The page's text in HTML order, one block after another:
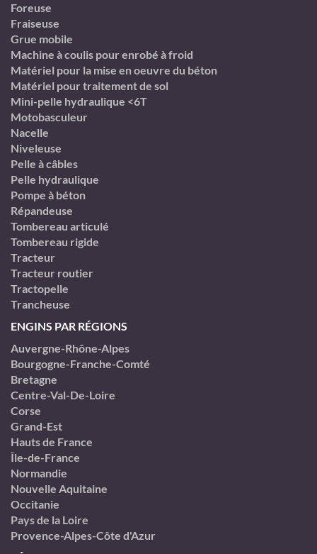
Foreuse
Fraiseuse
Grue mobile
Machine à coulis pour enrobé à froid
Matériel pour la mise en oeuvre du béton
Matériel pour traitement de sol
Mini-pelle hydraulique <6T
Motobasculeur
Nacelle
Niveleuse
Pelle à câbles
Pelle hydraulique
Pompe à béton
Répandeuse
Tombereau articulé
Tombereau rigide
Tracteur
Tracteur routier
Tractopelle
Trancheuse
ENGINS PAR RÉGIONS
Auvergne-Rhône-Alpes
Bourgogne-Franche-Comté
Bretagne
Centre-Val-De-Loire
Corse
Grand-Est
Hauts de France
Île-de-France
Normandie
Nouvelle Aquitaine
Occitanie
Pays de la Loire
Provence-Alpes-Côte d'Azur